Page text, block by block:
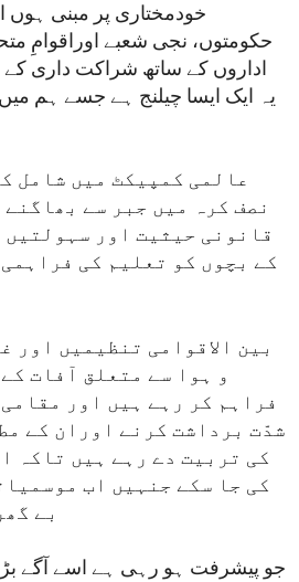
خودمختاری پر مبنی
حکومتوں، نجی شعبے اوراقوامِ
اداروں کے ساتھ شراکت داری کے
یہ ایک ایسا چیلنج ہے جسے ہم
عالمی کمپیکٹ میں شامل
نصف کرہ میں جبر سے
قانونی حیثیت اور
کے بچوں کو تعلیم کی
بین الاقوامی تنظیمیں اور
و ہوا سے متعلق آفات
فراہم کر رہے ہیں اور
شدّت برداشت کرنے اوران کے
کی تربیت دے رہے ہیں تاکہ
کی جا سکے جنہیں اب
بے
جو پیشرفت ہو رہی ہے اسے آگے